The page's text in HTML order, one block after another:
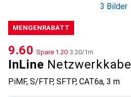
3 Bilder
MENGENRABATT
InLine Netzwerkkabel
PiMF, S/FTP, SFTP, CAT6a, 3 m
CHF
9.60 Spare CHF
1.20 CHF
3.20/1m